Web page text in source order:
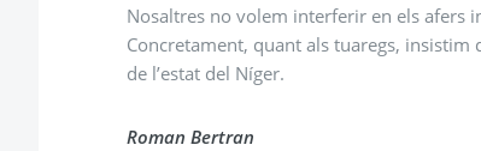
Nosaltres no volem interferir en els afers
Concretament, quant als tuaregs,
de l’estat del Níger.
Roman Bertran